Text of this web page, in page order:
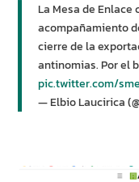
La Mesa de Enlace
acompañamiento
cierre de la
antinomias. Por el
pic.twitter.com/
— Elbio Laucirica